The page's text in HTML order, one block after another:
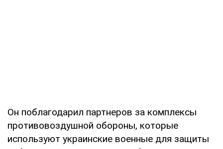
Он поблагодарил партнеров за комплексы
противовоздушной обороны, которые
используют украинские военные для защиты